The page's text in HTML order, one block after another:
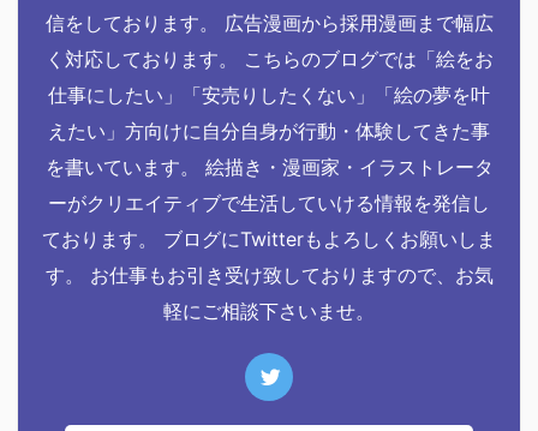
信をしております。 広告漫画から採用漫画まで幅広
く対応しております。 こちらのブログでは「絵をお
仕事にしたい」「安売りしたくない」「絵の夢を叶
えたい」方向けに自分自身が行動・体験してきた事
を書いています。 絵描き・漫画家・イラストレータ
ーがクリエイティブで生活していける情報を発信し
ております。 ブログにTwitterもよろしくお願いしま
す。 お仕事もお引き受け致しておりますので、お気
軽にご相談下さいませ。